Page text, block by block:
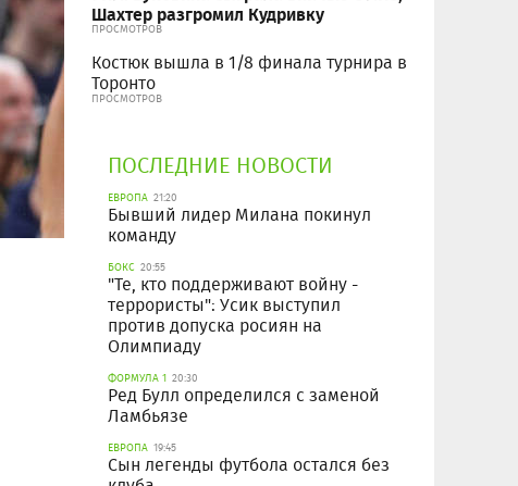
Шахтер разгромил Кудривку
ПРОСМОТРОВ
Костюк вышла в 1/8 финала турнира в
Торонто
ПРОСМОТРОВ
ПОСЛЕДНИЕ НОВОСТИ
ЕВРОПА 21:20
Бывший лидер Милана покинул
команду
БОКС 20:55
"Те, кто поддерживают войну -
террористы": Усик выступил
против допуска росиян на
Олимпиаду
ФОРМУЛА 1 20:30
Ред Булл определился с заменой
Ламбьязе
ЕВРОПА 19:45
Сын легенды футбола остался без